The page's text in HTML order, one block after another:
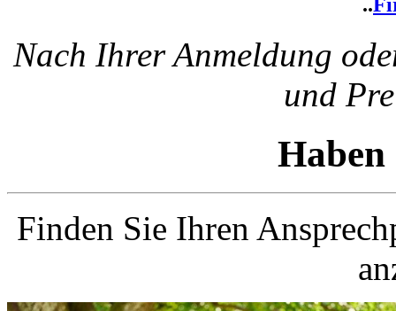
Nach Ihrer Anmeldung
und
Haben
Finden Sie Ihren